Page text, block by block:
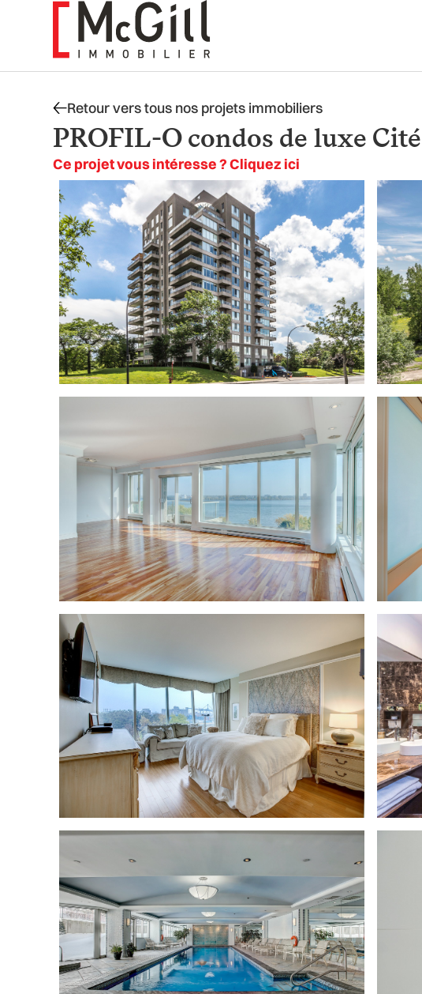
Retour vers tous nos projets immobiliers
PROFIL-O condos de luxe
Ce projet vous intéresse ? Cliquez ici